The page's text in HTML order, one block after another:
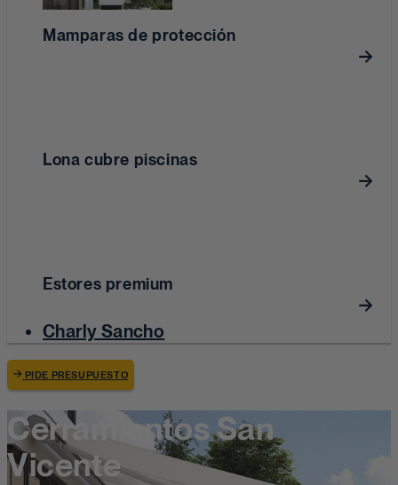
Mamparas de protección
Lona cubre piscinas
Estores premium
Charly Sancho
PIDE PRESUPUESTO
Cerramientos San
Vicente